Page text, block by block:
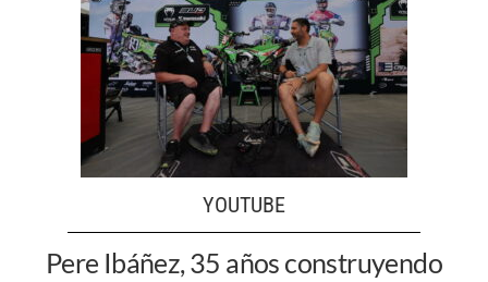
YOUTUBE
Pere Ibáñez, 35 años construyendo